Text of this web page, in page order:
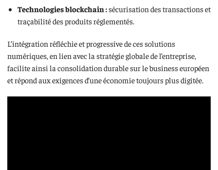
Technologies blockchain :sécurisation des transactions et
traçabilité des produits réglementés.
L’intégration réfléchie et progressive de ces solutions
numériques, en lien avec la stratégie globale de l’entreprise,
facilite ainsi la consolidation durable sur le business européen
et répond aux exigences d’une économie toujours plus digitée.